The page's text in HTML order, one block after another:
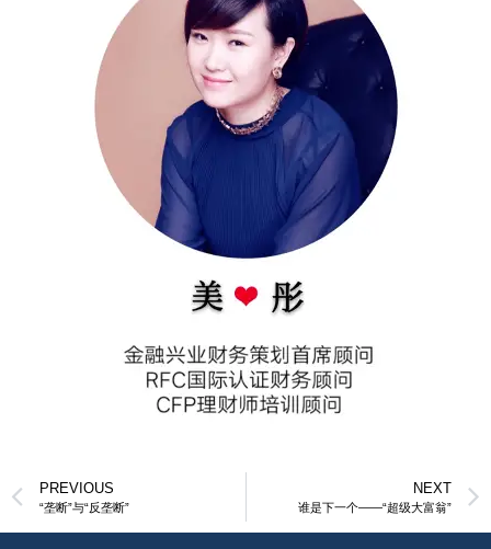
PREVIOUS
“垄断”与“反垄断”
NEXT
谁是下一个——“超级大富翁”